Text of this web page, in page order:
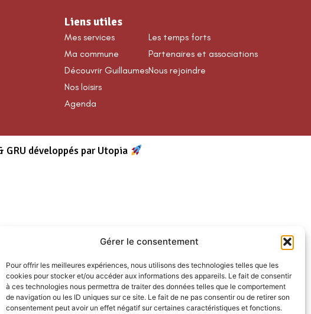
Gérer le consentement
Pour offrir les meilleures expériences, nous utilisons des technologies telles que les
cookies pour stocker et/ou accéder aux informations des appareils. Le fait de consentir
à ces technologies nous permettra de traiter des données telles que le comportement
de navigation ou les ID uniques sur ce site. Le fait de ne pas consentir ou de retirer son
consentement peut avoir un effet négatif sur certaines caractéristiques et fonctions.
Liens utiles
Mes services
Ma commune
Découvrir Guillaumes
Nos loisirs
Agenda
Les temps forts
Partenaires et associations
Nous rejoindre
développés par Utopia